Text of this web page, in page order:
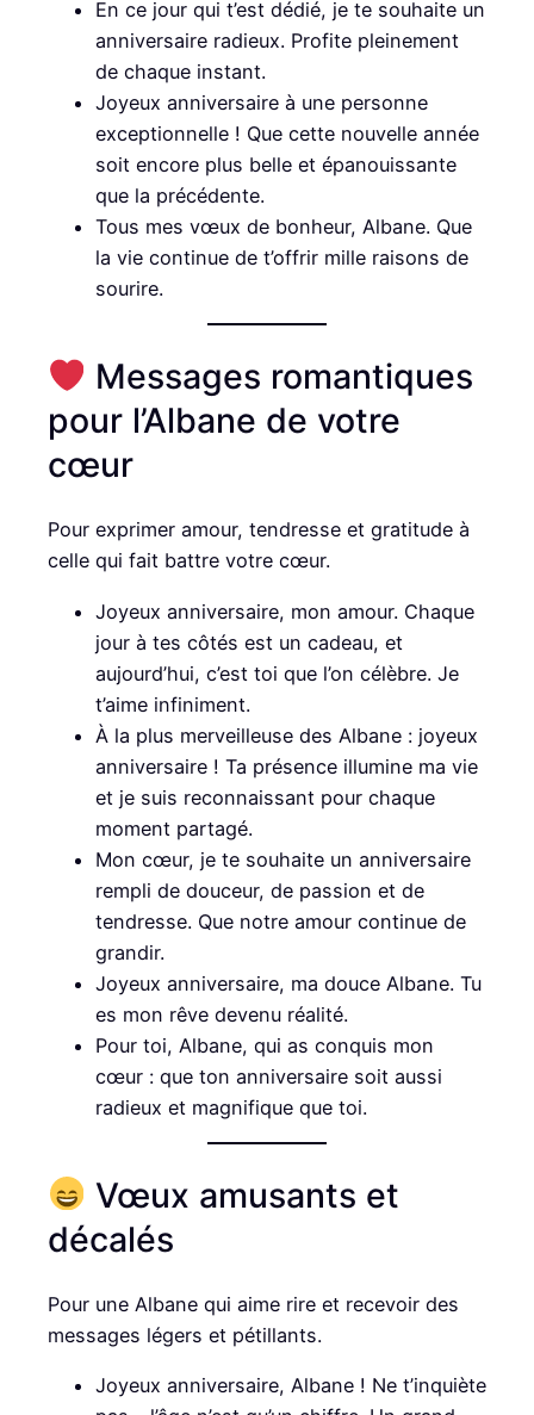
En ce jour qui t’est dédié, je te souhaite un
anniversaire radieux. Profite pleinement
de chaque instant.
Joyeux anniversaire à une personne
exceptionnelle ! Que cette nouvelle année
soit encore plus belle et épanouissante
que la précédente.
Tous mes vœux de bonheur, Albane. Que
la vie continue de t’offrir mille raisons de
sourire.
Messages romantiques
pour l’Albane de votre
cœur
Pour exprimer amour, tendresse et gratitude à
celle qui fait battre votre cœur.
Joyeux anniversaire, mon amour. Chaque
jour à tes côtés est un cadeau, et
aujourd’hui, c’est toi que l’on célèbre. Je
t’aime infiniment.
À la plus merveilleuse des Albane : joyeux
anniversaire ! Ta présence illumine ma vie
et je suis reconnaissant pour chaque
moment partagé.
Mon cœur, je te souhaite un anniversaire
rempli de douceur, de passion et de
tendresse. Que notre amour continue de
grandir.
Joyeux anniversaire, ma douce Albane. Tu
es mon rêve devenu réalité.
Pour toi, Albane, qui as conquis mon
cœur : que ton anniversaire soit aussi
radieux et magnifique que toi.
Vœux amusants et
décalés
Pour une Albane qui aime rire et recevoir des
messages légers et pétillants.
Joyeux anniversaire, Albane ! Ne t’inquiète